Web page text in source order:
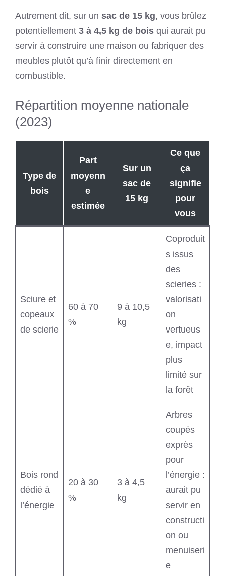
Autrement dit, sur un sac de 15 kg, vous brûlez
potentiellement 3 à 4,5 kg de bois qui aurait pu
servir à construire une maison ou fabriquer des
meubles plutôt qu’à finir directement en
combustible.
Répartition moyenne nationale
(2023)
Type de
bois
Part
moyenn
e
estimée
Sur un
sac de
15 kg
Ce que
ça
signifie
pour
vous
Sciure et
copeaux
de scierie
60 à 70
%
9 à 10,5
kg
Coproduit
s issus
des
scieries :
valorisati
on
vertueus
e, impact
plus
limité sur
la forêt
Bois rond
dédié à
l’énergie
20 à 30
%
3 à 4,5
kg
Arbres
coupés
exprès
pour
l’énergie :
aurait pu
servir en
constructi
on ou
menuiseri
e